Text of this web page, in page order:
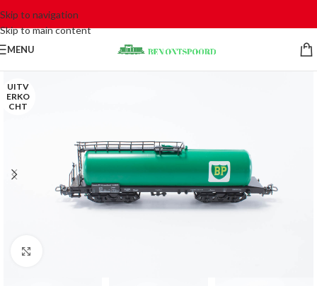
Skip to navigation
Skip to main content
MENU
UITV
ERKO
CHT